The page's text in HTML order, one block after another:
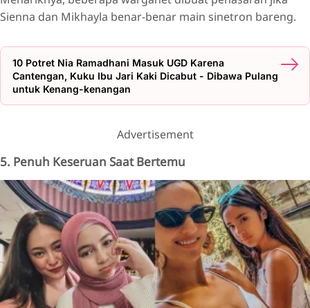
Sienna dan Mikhayla benar-benar main sinetron bareng.
10 Potret Nia Ramadhani Masuk UGD Karena
Cantengan, Kuku Ibu Jari Kaki Dicabut - Dibawa Pulang
untuk Kenang-kenangan
Advertisement
5. Penuh Keseruan Saat Bertemu